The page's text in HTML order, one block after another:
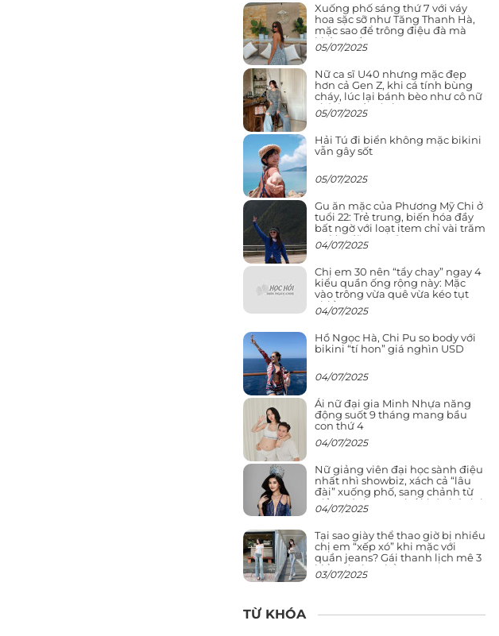
Xuống phố sáng thứ 7 với váy
hoa sặc sỡ như Tăng Thanh Hà,
mặc sao để trông điệu đà mà
không sến
05/07/2025
Nữ ca sĩ U40 nhưng mặc đẹp
hơn cả Gen Z, khi cá tính bùng
cháy, lúc lại bánh bèo như cô nữ
chính ngôn tình
05/07/2025
Hải Tú đi biển không mặc bikini
vẫn gây sốt
05/07/2025
Gu ăn mặc của Phương Mỹ Chi ở
tuổi 22: Trẻ trung, biến hóa đầy
bất ngờ với loạt item chỉ vài trăm
nghìn đã mua được
04/07/2025
Chị em 30 nên “tẩy chay” ngay 4
kiểu quần ống rộng này: Mặc
vào trông vừa quê vừa kéo tụt
chiều cao
04/07/2025
Hồ Ngọc Hà, Chi Pu so body với
bikini “tí hon” giá nghìn USD
04/07/2025
Ái nữ đại gia Minh Nhựa năng
động suốt 9 tháng mang bầu
con thứ 4
04/07/2025
Nữ giảng viên đại học sành điệu
nhất nhì showbiz, xách cả “lâu
đài” xuống phố, sang chảnh từ
giảng đường ra phố khó ai đọ lại
04/07/2025
Tại sao giày thể thao giờ bị nhiều
chị em “xếp xó” khi mặc với
quần jeans? Gái thanh lịch mê 3
kiểu này hơn hẳn
03/07/2025
TỪ KHÓA